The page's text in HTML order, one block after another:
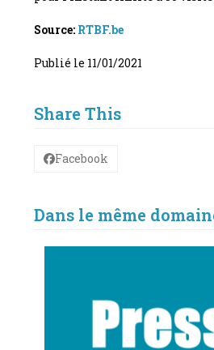
Source: RTBF.be
Publié le 11/01/2021
Share This
Facebook
Dans le même